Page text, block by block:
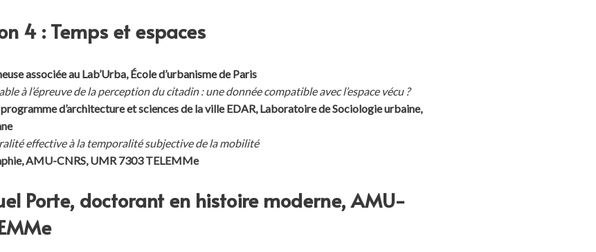
4 : Temps et espaces
associée au Lab’Urba, École d’urbanisme de Paris
à l’épreuve de la perception du citadin : une donnée compatible avec l’espace vécu ?
d’architecture et sciences de la ville EDAR, Laboratoire de Sociologie urbaine,
effective à la temporalité subjective de la mobilité
AMU-CNRS, UMR 7303 TELEMMe
Porte, doctorant en histoire moderne, AMU-